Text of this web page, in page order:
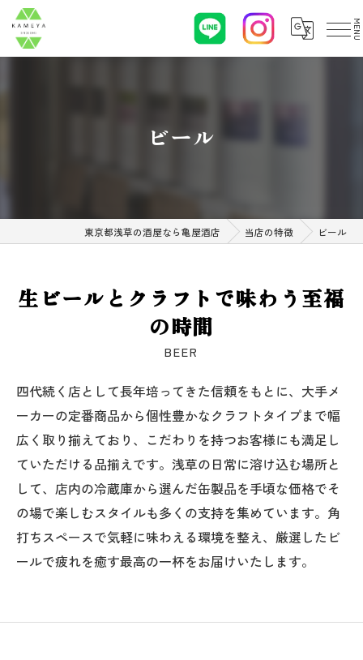
ビール
東京都浅草の酒屋なら亀屋酒店 当店の特徴 ビール
生ビールとクラフトで味わう至福
の時間
BEER
四代続く店として長年培ってきた信頼をもとに、大手メ
ーカーの定番商品から個性豊かなクラフトタイプまで幅
広く取り揃えており、こだわりを持つお客様にも満足し
ていただける品揃えです。浅草の日常に溶け込む場所と
して、店内の冷蔵庫から選んだ缶製品を手頃な価格でそ
の場で楽しむスタイルも多くの支持を集めています。角
打ちスペースで気軽に味わえる環境を整え、厳選したビ
ールで疲れを癒す最高の一杯をお届けいたします。